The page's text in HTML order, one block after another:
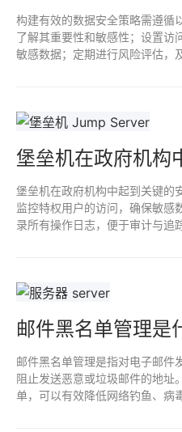
构建有效的数据安全策略需遵循
了解其重要性和敏感性；设置访
敏感数据；定期进行风险评估，
堡垒机在政府机构
堡垒机在政府机构中起到关键的
监控特权用户的访问，确保敏感
录所有操作日志，便于审计与追
邮件黑名单管理是
邮件黑名单管理是指对电子邮件
阻止发送恶意或垃圾邮件的地址
单，可以有效降低网络钓鱼、病